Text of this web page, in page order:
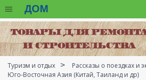
ДОМ
Туризм и отдых
Рассказы о поездках и
Юго-Восточная Азия (Китай, Таиланд и др)